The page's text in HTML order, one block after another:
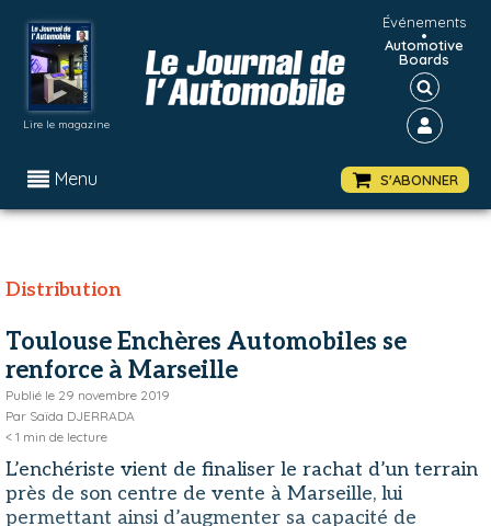
Lire le magazine
Événements
•
Automotive
Boards
Menu S'ABONNER
Distribution
Toulouse Enchères Automobiles se
renforce à Marseille
Publié le 29 novembre 2019
Par Saïda DJERRADA
< 1 min de lecture
L’enchériste vient de finaliser le rachat d’un terrain
près de son centre de vente à Marseille, lui
permettant ainsi d’augmenter sa capacité de